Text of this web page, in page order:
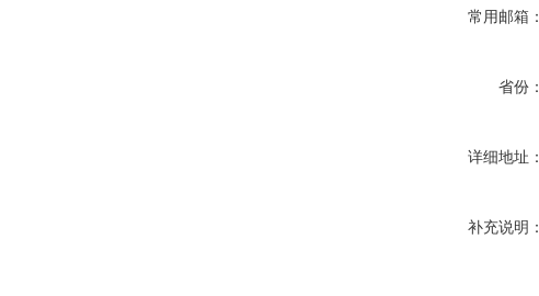
常用邮箱：
省份：
详细地址：
补充说明：